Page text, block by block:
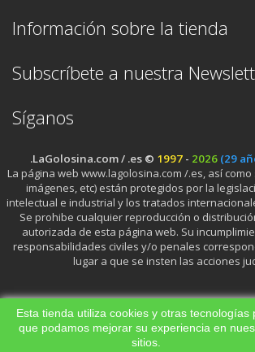
Información sobre la tienda
Subscríbete a nuestra
Síganos
.LaGolosina.com / .es © 1997- 2026 (29
La página web www.lagolosina.com /.es, así
imágenes, etc) están protegidos por la
intelectual e industrial y los tratados
Se prohibe cualquier reproducción o
autorizada de esta página web. Su
responsabilidades civiles y/o penales
lugar a que se insten las acciones
Esta tienda utiliza cookies y otras tecnologías
que podamos mejorar su experiencia en
sitios.